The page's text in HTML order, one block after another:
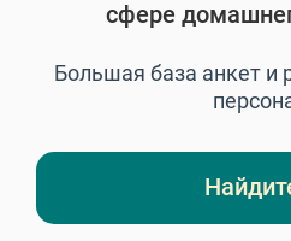
сфере
Большая база анкет